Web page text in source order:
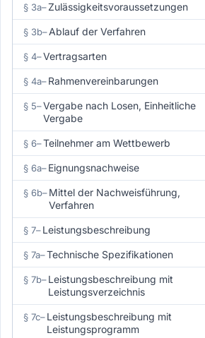
§ 3a–Zulässigkeitsvoraussetzungen
§ 3b–Ablauf der Verfahren
§ 4–Vertragsarten
§ 4a–Rahmenvereinbarungen
§ 5–Vergabe nach Losen, Einheitliche
Vergabe
§ 6–Teilnehmer am Wettbewerb
§ 6a–Eignungsnachweise
§ 6b–Mittel der Nachweisführung,
Verfahren
§ 7–Leistungsbeschreibung
§ 7a–Technische Spezifikationen
§ 7b–Leistungsbeschreibung mit
Leistungsverzeichnis
§ 7c–Leistungsbeschreibung mit
Leistungsprogramm